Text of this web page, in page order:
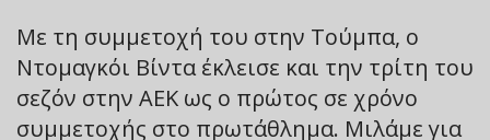
Με τη συμμετοχή του στην Τούμπα, ο
Ντομαγκόι Βίντα έκλεισε και την τρίτη του
σεζόν στην ΑΕΚ ως ο πρώτος σε χρόνο
συμμετοχής στο πρωτάθλημα. Μιλάμε για